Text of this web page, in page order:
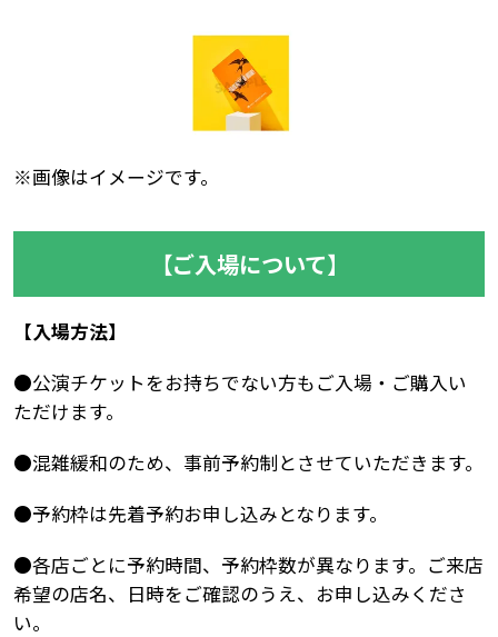
※画像はイメージです。
【ご入場について】
【入場方法】
●公演チケットをお持ちでない方もご入場・ご購入い
ただけます。
●混雑緩和のため、事前予約制とさせていただきます。
●予約枠は先着予約お申し込みとなります。
●各店ごとに予約時間、予約枠数が異なります。ご来店
希望の店名、日時をご確認のうえ、お申し込みくださ
い。